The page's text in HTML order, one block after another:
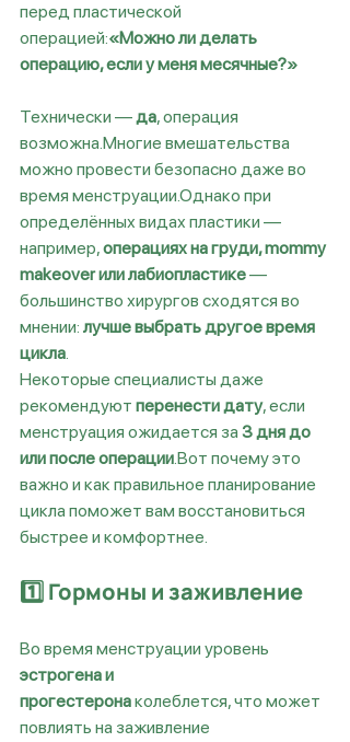
перед пластической
операцией:«Можно ли делать
операцию, если у меня месячные?»
Технически — да, операция
возможна.Многие вмешательства
можно провести безопасно даже во
время менструации.Однако при
определённых видах пластики —
например, операциях на груди, mommy
makeover или лабиопластике —
большинство хирургов сходятся во
мнении: лучше выбрать другое время
цикла.
Некоторые специалисты даже
рекомендуют перенести дату, если
менструация ожидается за 3 дня до
или после операции.Вот почему это
важно и как правильное планирование
цикла поможет вам восстановиться
быстрее и комфортнее.
1️⃣ Гормоны и заживление
Во время менструации уровень
эстрогена и
прогестерона колеблется, что может
повлиять на заживление